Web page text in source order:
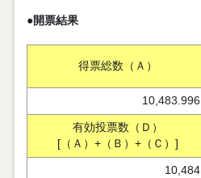
●開票結果
得票総数（Ａ）
10,483.996
有効投票数（Ｄ）
[（Ａ）+（Ｂ）+（Ｃ）]
10,484